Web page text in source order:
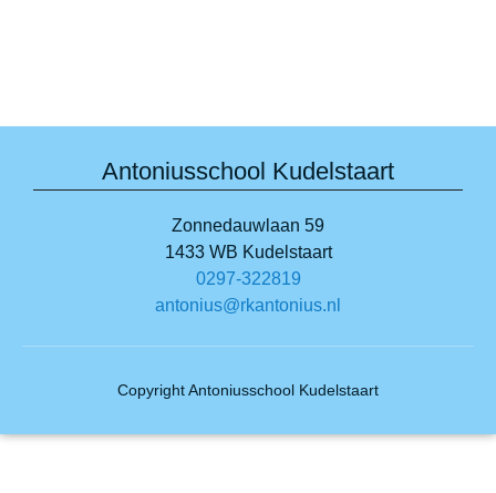
Antoniusschool Kudelstaart
Zonnedauwlaan 59
1433 WB Kudelstaart
0297-322819
antonius@rkantonius.nl
Copyright Antoniusschool Kudelstaart